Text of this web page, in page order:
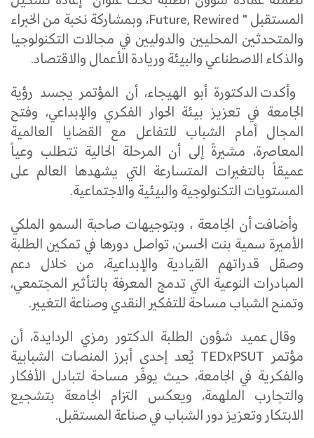
المستقبل " Future, Rewired، وبمشاركة نخبة من الخبراء
والمتحدثين المحليين والدوليين في مجالات التكنولوجيا
والذكاء الاصطناعي والبيئة وريادة الأعمال والاقتصاد.
وأكدت الدكتورة أبو الهيجاء، أن المؤتمر يجسد رؤية
الجامعة في تعزيز بيئة الحوار الفكري والإبداعي، وفتح
المجال أمام الشباب للتفاعل مع القضايا العالمية
المعاصرة، مشيرةً إلى أن المرحلة الحالية تتطلب وعياً
عميقاً بالتغيرات المتسارعة التي يشهدها العالم على
المستويات التكنولوجية والبيئية والاجتماعية.
وأضافت أن الجامعة ، وبتوجيهات صاحبة السمو الملكي
الأميرة سمية بنت الحسن، تواصل دورها في تمكين الطلبة
وصقل قدراتهم القيادية والإبداعية، من خلال دعم
المبادرات النوعية التي تدمج المعرفة بالتأثير المجتمعي،
وتمنح الشباب مساحة للتفكير النقدي وصناعة التغيير.
وقال عميد شؤون الطلبة الدكتور رمزي الردايدة، أن
مؤتمر TEDxPSUT يُعد إحدى أبرز المنصات الشبابية
والفكرية في الجامعة، حيث يوفّر مساحة لتبادل الأفكار
والتجارب الملهمة، ويعكس التزام الجامعة بتشجيع
الابتكار وتعزيز دور الشباب في صناعة المستقبل.